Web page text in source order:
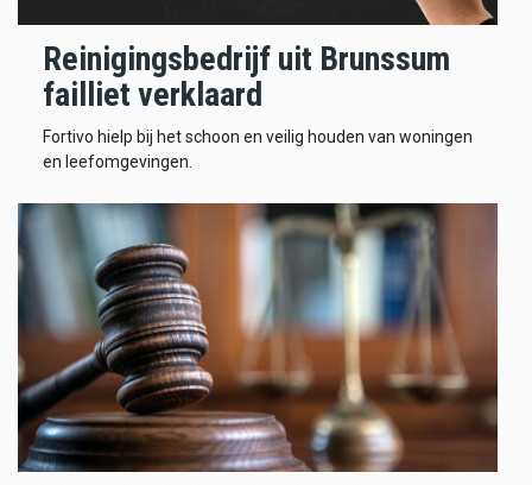
Reinigingsbedrijf uit Brunssum
failliet verklaard
Fortivo hielp bij het schoon en veilig houden van woningen
en leefomgevingen.